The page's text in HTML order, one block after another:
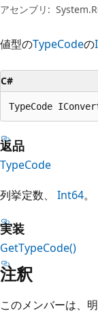
アセンブリ:
値型のTypeCodeの
C#
TypeCode
返品
TypeCode
列挙定数、 Int64。
実装
GetTypeCode()
注釈
このメンバーは、